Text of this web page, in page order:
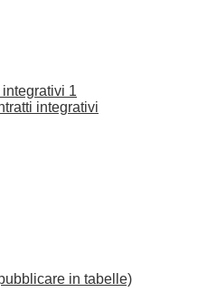
1
integrativi
in tabelle)